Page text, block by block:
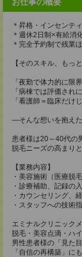
＊昇格・インセンテ
＊週休2日制×有給消
＊完全予約制で残業
【そのスキル、もっ
「夜勤で体力的に限
「病棟では評価され
「看護師＝臨床だけ
―そんな想いを抱えた
患者様は20～40代の
脱毛ニーズの高まり
【業務内容】
・美容施術（医療脱
・診療補助、記録の
・カウンセリング、
・スタッフへの技術
エミナルクリニック
脱毛・美容点滴・ハ
男性患者様の「見た
「自信の再構築」に